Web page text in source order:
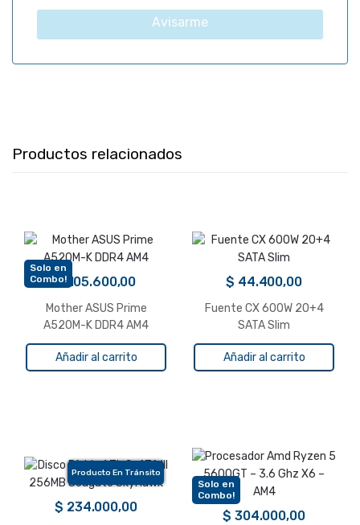
Avisarme
Productos relacionados
Solo en
Combo!
$105.600,00
Mother ASUS Prime
A520M-K DDR4 AM4
Añadir al carrito
$ 44.400,00
Fuente CX 600W 20+4
SATA Slim
Añadir al carrito
Producto En Tránsito
$ 234.000,00
Solo en
Combo!
$ 304.000,00